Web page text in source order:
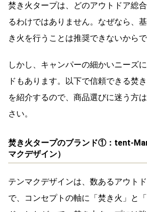
焚き火タープは、どのアウトドア総
るわけではありません。なぜなら、
き火を行うことは推奨できないからで
しかし、キャンパーの細かいニーズ
ドもあります。以下で信頼できる焚
を紹介するので、商品選びに迷う方
さい。
焚き火タープのブランド①：tent-
マクデザイン）
テンマクデザインは、数あるアウト
で、コンセプトの軸に「焚き火」と